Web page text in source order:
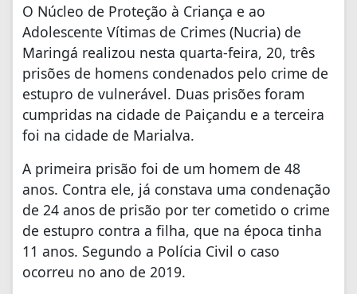
O Núcleo de Proteção à Criança e ao
Adolescente Vítimas de Crimes (Nucria) de
Maringá realizou nesta quarta-feira, 20, três
prisões de homens condenados pelo crime de
estupro de vulnerável. Duas prisões foram
cumpridas na cidade de Paiçandu e a terceira
foi na cidade de Marialva.
A primeira prisão foi de um homem de 48
anos. Contra ele, já constava uma condenação
de 24 anos de prisão por ter cometido o crime
de estupro contra a filha, que na época tinha
11 anos. Segundo a Polícia Civil o caso
ocorreu no ano de 2019.